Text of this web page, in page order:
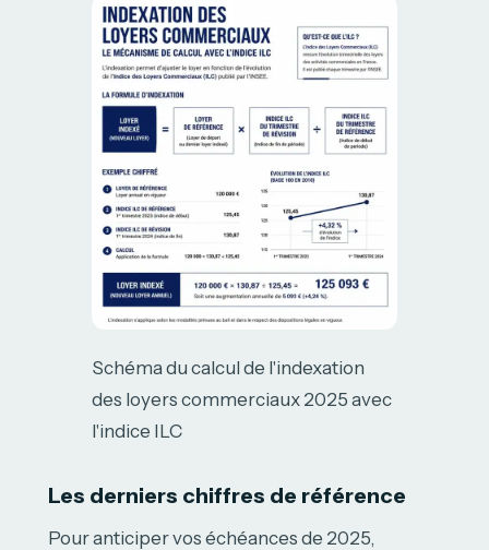
Schéma du calcul de l'indexation
des loyers commerciaux 2025 avec
l'indice ILC
Les derniers chiffres de référence
Pour anticiper vos échéances de 2025,